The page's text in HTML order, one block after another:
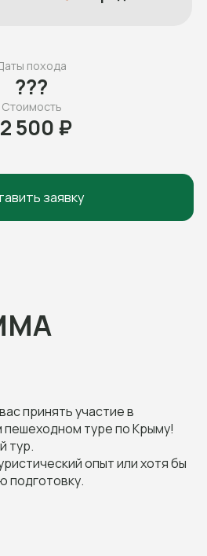
принять участие в
туре по Крыму!
тур.
опыт или хотя бы
подготовку.